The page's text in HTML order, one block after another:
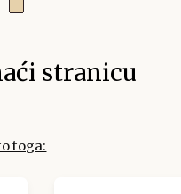
stranicu
toga: